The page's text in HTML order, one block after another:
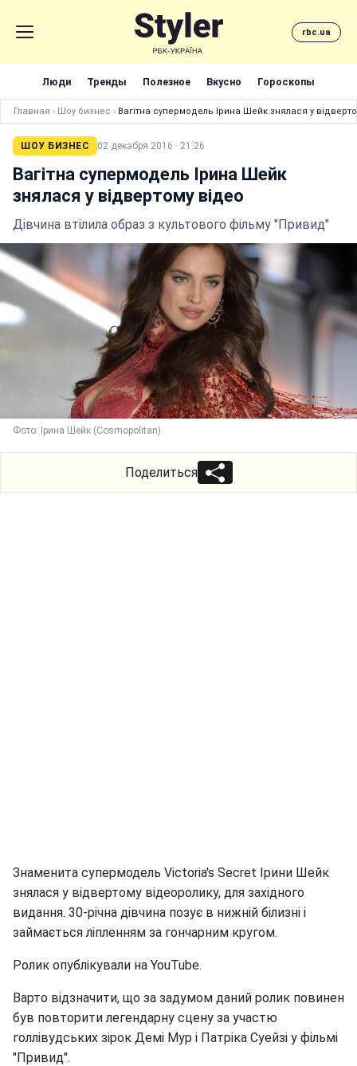
rbc.ua
Люди Тренды Полезное Вкусно Гороскопы
Главная › Шоу бизнес › Вагітна супермодель Ірина Шейк знялася у
ШОУ БИЗНЕС 02 декабря 2016 · 21:26
Вагітна супермодель Ірина Шейк
знялася у відвертому відео
Дівчина втілила образ з культового фільму "Привид"
Фото: Ірина Шейк (Cosmopolitan)
Поделиться
Знаменита супермодель Victoria's Secret Ірини Шейк
знялася у відвертому відеоролику, для західного
видання. 30-річна дівчина позує в нижній білизні і
займається ліпленням за гончарним кругом.
Ролик опублікували на YouTube.
Варто відзначити, що за задумом даний ролик повинен
був повторити легендарну сцену за участю
голлівудських зірок Демі Мур і Патріка Суейзі у фільмі
"Привид".